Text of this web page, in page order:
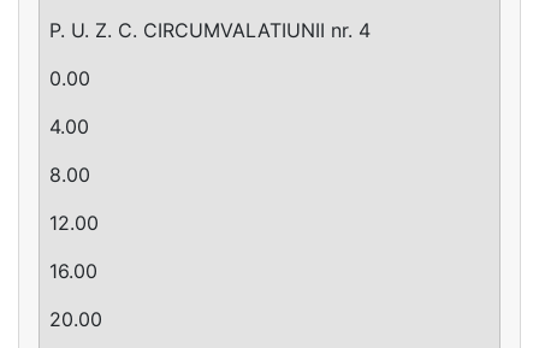
P. U. Z. C. CIRCUMVALATIUNII nr. 4
0.00
4.00
8.00
12.00
16.00
20.00